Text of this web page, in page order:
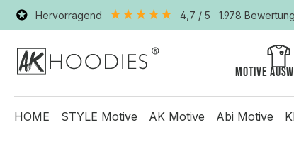
Hervorragend 4,7 / 5 1.978
Motive
HOME STYLE Motive AK Motive Abi Motive